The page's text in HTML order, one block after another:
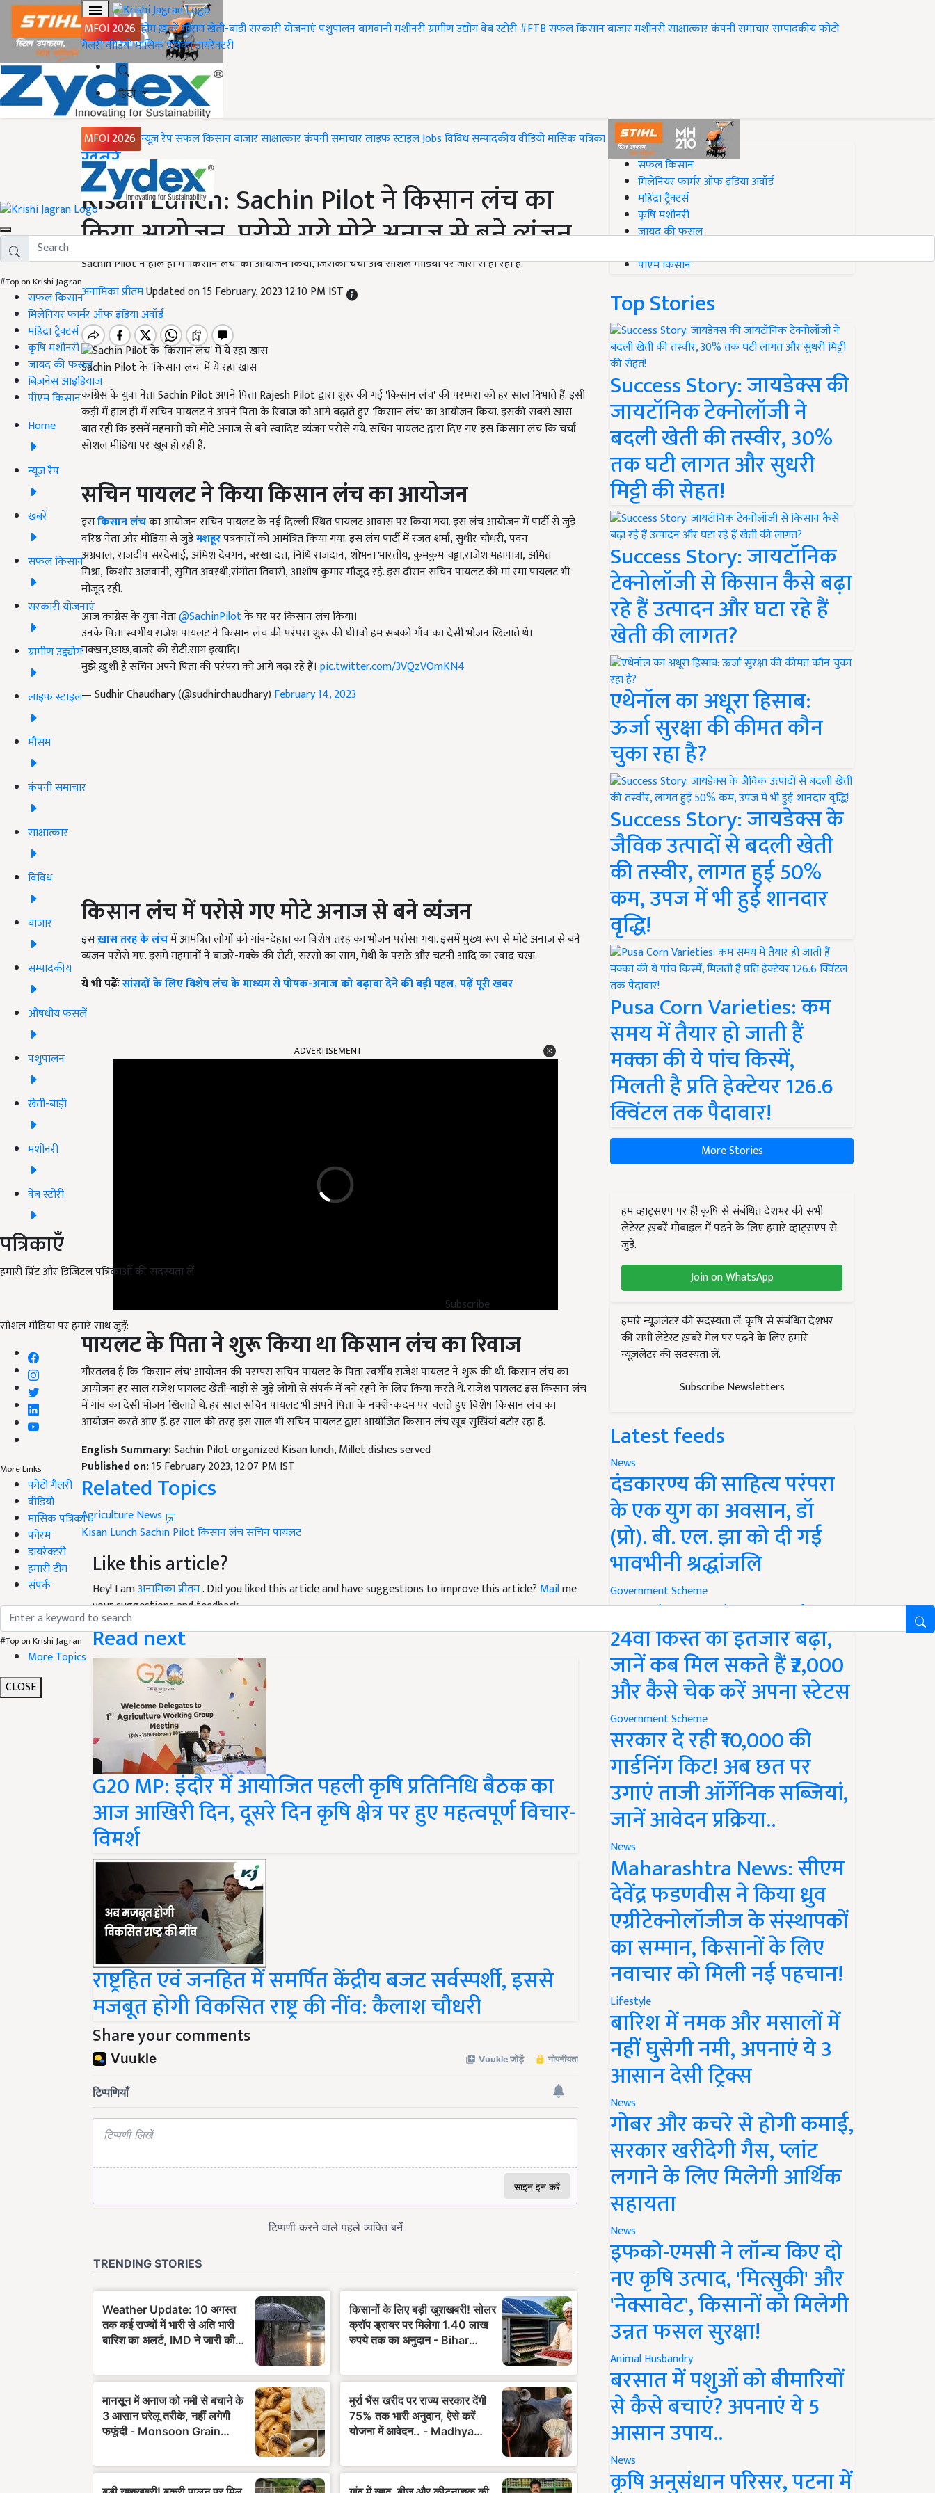
MFOI 2026 होमख़बरेंमौसमखेती-बाड़ीसरकारी योजनाएंपशुपालनबागवानीमशीनरीग्रामीण उद्योगवेब स्टोरी#FTBसफल किसानबाजारमशीनरीसाक्षात्कारकंपनी समाचारसम्पादकीयफोटो
गैलरीवीडियोमासिक पत्रिकाडायरेक्टरी
हिंदी
MFOI 2026 न्यूज़ रैपसफल किसानबाजारसाक्षात्कारकंपनी समाचारलाइफ स्टाइलJobsविविधसम्पादकीयवीडियोमासिक पत्रिका
#Top on Krishi Jagran
सफल किसान
मिलेनियर फार्मर ऑफ इंडिया अवॉर्ड
महिंद्रा ट्रैक्टर्स
कृषि मशीनरी
जायद की फसल
बिज़नेस आइडियाज
पीएम किसान
Home
न्यूज़ रैप
खबरें
सफल किसान
सरकारी योजनाएं
ग्रामीण उद्द्योग
लाइफ स्टाइल
मौसम
कंपनी समाचार
साक्षात्कार
विविध
बाजार
सम्पादकीय
औषधीय फसलें
पशुपालन
खेती-बाड़ी
मशीनरी
वेब स्टोरी
पत्रिकाएँ
हमारी प्रिंट और डिजिटल पत्रिकाओं की सदस्यता लें
Subscribe
सोशल मीडिया पर हमारे साथ जुड़ें:
More Links
फोटो गैलरी
वीडियो
मासिक पत्रिका
फोरम
डायरेक्टरी
हमारी टीम
संपर्क
#Top on Krishi Jagran
More Topics
CLOSE
Home
ख़बरें
Kisan Lunch: Sachin Pilot ने किसान लंच का
किया आयोजन, परोसे गये मोटे अनाज से बने व्यंजन
Sachin Pilot ने हाल ही में 'किसान लंच' का आयोजन किया, जिसकी चर्चा अब सोशल मीडिया पर जोरो से हो रही है.
अनामिका प्रीतमUpdated on 15 February, 2023 12:10 PM IST
Sachin Pilot के 'किसान लंच' में ये रहा खास
कांग्रेस के युवा नेताSachin Pilotअपने पिताRajesh Pilotद्वारा शुरू की गई'किसान लंच'कीपरम्परा को हर साल निभाते हैं. इसी
कड़ी में हाल ही में सचिन पायलटने अपने पिता के रिवाज को आगे बढ़ाते हुए'किसान लंच'का आयोजन किया. इसकी सबसे खास
बात रही कि इसमें महमानों को मोटे अनाज से बने स्वादिष्ट व्यंजन परोसे गये. सचिन पायलट द्वारा दिए गए इस किसान लंच कि चर्चा
सोशल मीडिया पर खूब हो रही है.
सचिन पायलट ने किया किसान लंच का आयोजन
इसकिसान लंचका आयोजन सचिन पायलट के नई दिल्ली स्थित पायलट आवास पर किया गया. इस लंच आयोजन में पार्टी से जुड़े
वरिष्ठ नेता और मीडिया से जुड़ेमशहूरपत्रकारों को आमंत्रित किया गया. इस लंच पार्टी मेंरजत शर्मा,सुधीर चौधरी,पवन
अग्रवाल,राजदीप सरदेसाई,अमिश देवगन,बरखा दत्त,निधि राजदान,शोभना भारतीय,कुमकुम चड्ढा,राजेश महापात्रा,अमित
मिश्रा,किशोर अजवानी,सुमित अवस्थी,संगीता तिवारी,आशीष कुमार मौजूद रहे. इस दौरान सचिन पायलट की मां रमा पायलट भी
मौजूद रहीं.
आज कांग्रेस के युवा नेता@SachinPilotके घर पर किसान लंच किया।
उनके पिता स्वर्गीय राजेश पायलट ने किसान लंच की परंपरा शुरू की थी।वो हम सबको गाँव का देसी भोजन खिलाते थे।
मक्खन,छाछ,बाजरे की रोटी.साग इत्यादि।
मुझे ख़ुशी है सचिन अपने पिता की परंपरा को आगे बढ़ा रहे हैं। pic.twitter.com/3VQzVOmKN4
— Sudhir Chaudhary (@sudhirchaudhary) February 14, 2023
किसान लंच में परोसे गए मोटे अनाज से बने व्यंजन
इसख़ास तरह के लंचमें आमंत्रित लोगों को गांव-देहात का विशेष तरह का भोजन परोसा गया. इसमें मुख्य रूप से मोटे अनाज से बने
व्यंजन परोसे गए. इसमें महमानों ने बाजरे-मक्के की रोटी,सरसों का साग,मेथी के पराठे और चटनी आदि का स्वाद चखा.
ये भी पढे़ेंःसांसदों के लिए विशेष लंच के माध्यम से पोषक-अनाज को बढ़ावा देने की बड़ी पहल, पढ़ें पूरी खबर
पायलट के पिता ने शुरू किया था किसान लंच का रिवाज
गौरतलब है कि किसान लंच'आयोजन की परम्परा सचिन पायलट के पिता स्वर्गीय राजेश पायलट ने शुरू की थी. किसान लंच का
आयोजन हर साल राजेश पायलट खेती-बाड़ी से जुड़े लोगों से संपर्क में बने रहने के लिए किया करते थें. राजेश पायलट इस किसान लंच
में गांव का देसी भोजन खिलाते थे. हर साल सचिन पायलट भी अपने पिता के नक्शे-कदम पर चलते हुए विशेष किसान लंच का
आयोजन करते आए हैं. हर साल की तरह इस साल भी सचिन पायलट द्वारा आयोजित किसान लंच खूब सुर्खियां बटोर रहा है.
Published on:15 February 2023, 12:07 PM IST
Related Topics
Agriculture News
Kisan Lunch Sachin Pilot
Like this article?
Hey! I amअनामिका प्रीतम. Did you liked this article and have suggestions to improve this article?
your suggestions and feedback.
Read next
G20 MP: इंदौर में आयोजित पहली कृषि प्रतिनिधि बैठक का
आज आखिरी दिन, दूसरे दिन कृषि क्षेत्र पर हुए महत्वपूर्ण विचार-
विमर्श
राष्ट्रहित एवं जनहित में समर्पित केंद्रीय बजट सर्वस्पर्शी, इससे
मजबूत होगी विकसित राष्ट्र की नींव: कैलाश चौधरी
Share your comments
#Top on Krishi Jagran
सफल किसान
मिलेनियर फार्मर ऑफ इंडिया अवॉर्ड
महिंद्रा ट्रैक्टर्स
कृषि मशीनरी
जायद की फसल
पीएम किसान
Top Stories
Success Story: जायडेक्स की
जायटॉनिक टेक्नोलॉजी ने
बदली खेती की तस्वीर, 30%
तक घटी लागत और सुधरी
मिट्टी की सेहत!
Success Story: जायटॉनिक
टेक्नोलॉजी से किसान कैसे बढ़ा
रहे हैं उत्पादन और घटा रहे हैं
खेती की लागत?
एथेनॉल का अधूरा हिसाब:
ऊर्जा सुरक्षा की कीमत कौन
चुका रहा है?
Success Story: जायडेक्स के
जैविक उत्पादों से बदली खेती
की तस्वीर, लागत हुई 50%
कम, उपज में भी हुई शानदार
वृद्धि!
Pusa Corn Varieties: कम
समय में तैयार हो जाती हैं
मक्का की ये पांच किस्में,
मिलती है प्रति हेक्टेयर 126.6
क्विंटल तक पैदावार!
More Stories
हम व्हाट्सएप पर हैं! कृषि से संबंधित देशभर की सभी
लेटेस्ट ख़बरें मोबाइल में पढ़ने के लिए हमारे व्हाट्सएप से
जुड़ें.
Join on WhatsApp
हमारे न्यूज़लेटर की सदस्यता लें. कृषि से संबंधित देशभर
की सभी लेटेस्ट ख़बरें मेल पर पढ़ने के लिए हमारे
न्यूज़लेटर की सदस्यता लें.
Subscribe Newsletters
Latest feeds
News
दंडकारण्य की साहित्य परंपरा
के एक युग का अवसान, डॉ
(प्रो). बी. एल. झा को दी गई
भावभीनी श्रद्धांजलि
Government Scheme
PM Kisan Yojana Update:
24वीं किस्त का इंतजार बढ़ा,
जानें कब मिल सकते हैं ₹2,000
और कैसे चेक करें अपना स्टेटस
Government Scheme
सरकार दे रही ₹10,000 की
गार्डनिंग किट! अब छत पर
उगाएं ताजी ऑर्गेनिक सब्जियां,
जानें आवेदन प्रक्रिया..
News
Maharashtra News: सीएम
देवेंद्र फडणवीस ने किया ध्रुव
एग्रीटेक्नोलॉजीज के संस्थापकों
का सम्मान, किसानों के लिए
नवाचार को मिली नई पहचान!
Lifestyle
बारिश में नमक और मसालों में
नहीं घुसेगी नमी, अपनाएं ये 3
आसान देसी ट्रिक्स
News
गोबर और कचरे से होगी कमाई,
सरकार खरीदेगी गैस, प्लांट
लगाने के लिए मिलेगी आर्थिक
सहायता
News
इफको-एमसी ने लॉन्च किए दो
नए कृषि उत्पाद, 'मित्सुकी' और
'नेक्सावेट', किसानों को मिलेगी
उन्नत फसल सुरक्षा!
Animal Husbandry
बरसात में पशुओं को बीमारियों
से कैसे बचाएं? अपनाएं ये 5
आसान उपाय..
News
कृषि अनुसंधान परिसर, पटना में